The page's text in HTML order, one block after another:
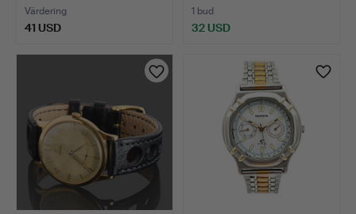
Värdering
41 USD
1 bud
32 USD